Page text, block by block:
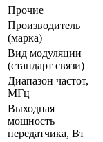
Прочие
Производитель
(марка)
Вид модуляции
(стандарт связи)
Диапазон частот,
МГц
Выходная
мощность
передатчика, Вт